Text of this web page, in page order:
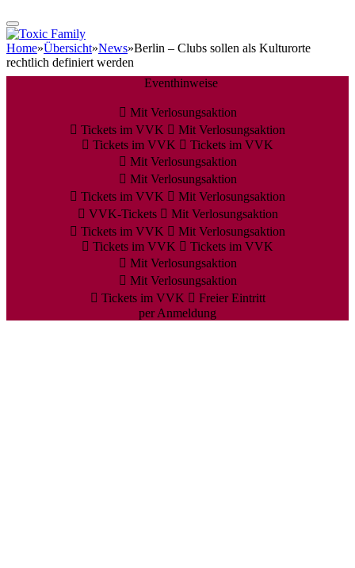
Home»Übersicht»News»Berlin – Clubs sollen als Kulturorte
rechtlich definiert werden
Eventhinweise
Mit Verlosungsaktion
Tickets im VVK
Mit Verlosungsaktion
Tickets im VVK
Tickets im VVK
Mit Verlosungsaktion
Mit Verlosungsaktion
Tickets im VVK
Mit Verlosungsaktion
VVK-Tickets
Mit Verlosungsaktion
Tickets im VVK
Mit Verlosungsaktion
Tickets im VVK
Tickets im VVK
Mit Verlosungsaktion
Mit Verlosungsaktion
Tickets im VVK
Freier Eintritt
per Anmeldung